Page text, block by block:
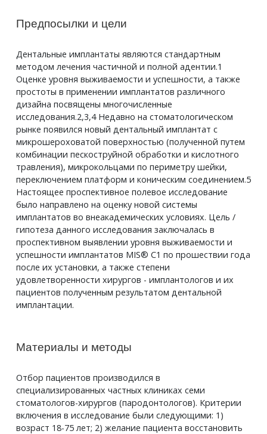
Предпосылки и цели
Дентальные имплантаты являются стандартным
методом лечения частичной и полной адентии.1
Оценке уровня выживаемости и успешности, а также
простоты в применении имплантатов различного
дизайна посвящены многочисленные
исследования.2,3,4 Недавно на стоматологическом
рынке появился новый дентальный имплантат с
микрошероховатой поверхностью (полученной путем
комбинации пескоструйной обработки и кислотного
травления), микрокольцами по периметру шейки,
переключением платформ и коническим соединением.5
Настоящее проспективное полевое исследование
было направлено на оценку новой системы
имплантатов во внеакадемических условиях. Цель /
гипотеза данного исследования заключалась в
проспективном выявлении уровня выживаемости и
успешности имплантатов MIS® С1 по прошествии года
после их установки, а также степени
удовлетворенности хирургов - имплантологов и их
пациентов полученным результатом дентальной
имплантации.
Материалы и методы
Отбор пациентов производился в
специализированных частных клиниках семи
стоматологов-хирургов (пародонтологов). Критерии
включения в исследование были следующими: 1)
возраст 18-75 лет; 2) желание пациента восстановить